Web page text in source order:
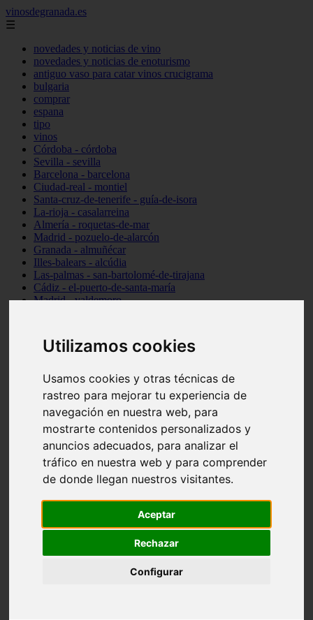
Utilizamos cookies
Usamos cookies y otras técnicas de
rastreo para mejorar tu experiencia de
navegación en nuestra web, para
mostrarte contenidos personalizados y
anuncios adecuados, para analizar el
tráfico en nuestra web y para comprender
de donde llegan nuestros visitantes.
Aceptar
Rechazar
Configurar
vinosdegranada.es
☰
novedades y noticias de vino
novedades y noticias de enoturismo
antiguo vaso para catar vinos crucigrama
bulgaria
comprar
espana
tipo
vinos
Córdoba - córdoba
Sevilla - sevilla
Barcelona - barcelona
Ciudad-real - montiel
Santa-cruz-de-tenerife - guía-de-isora
La-rioja - casalarreina
Almería - roquetas-de-mar
Madrid - pozuelo-de-alarcón
Granada - almuñécar
Illes-balears - alcúdia
Las-palmas - san-bartolomé-de-tirajana
Cádiz - el-puerto-de-santa-maría
Madrid - valdemoro
Cantabria - suances
Sevilla - bormujos
Málaga - júzcar
Huesca - alquézar
Huesca - castejón-de-sos
Lleida - alt-àneu
Córdoba - almedinilla
Navarra - zangoza
Cantabria - arenas-de-iguña
Barcelona - la-pobla-de-lillet
Murcia - cartagena
Madrid - nuevo-baztán